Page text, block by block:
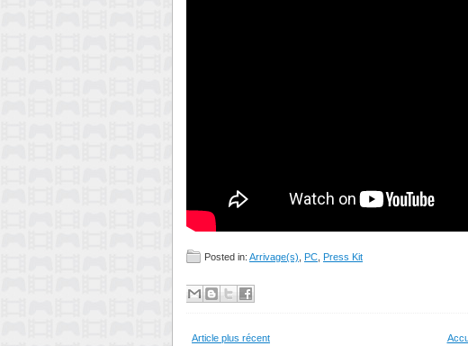
Posted in: Arrivage(s) PC Press Kit
Article plus récent